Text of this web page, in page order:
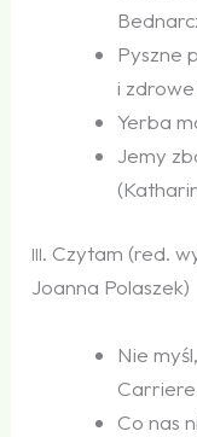
Pyszne
i
Yerba
Jemy
III. Czytam (red.
Joanna Polaszek)
Nie
Co nas